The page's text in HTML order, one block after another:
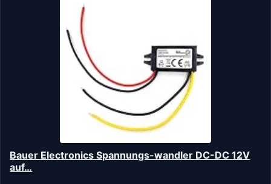
Bauer Electronics Spannungs-wandler DC-DC 12V
auf…